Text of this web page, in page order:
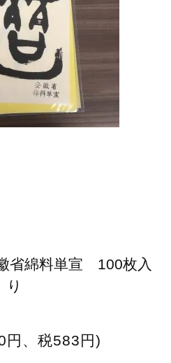
綿料単宣 100枚入
り
、税583円)